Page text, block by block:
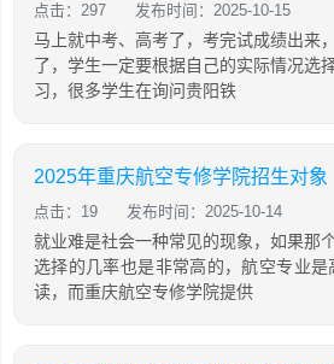
点击：297 发布时间：2025-10-15
马上就中考、高考了，考完试成绩出来
了，学生一定要根据自己的实际情况选
习，很多学生在询问贵阳铁
2025年重庆航空专修学院招生对象
点击：19 发布时间：2025-10-14
就业难是社会一种常见的现象，如果那
选择的几率也是非常高的，航空专业
读，而重庆航空专修学院提供